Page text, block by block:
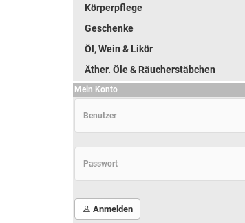
Körperpflege
Geschenke
Öl, Wein & Likör
Äther. Öle & Räucherstäbchen
Mein Konto
Anmelden